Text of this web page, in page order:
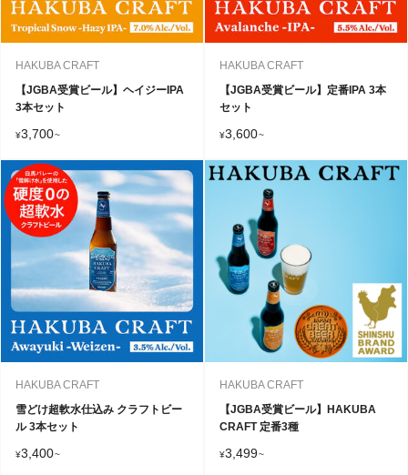
HAKUBA CRAFT
【JGBA受賞ビール】ヘイジーIPA
3本セット
¥3,700~
HAKUBA CRAFT
【JGBA受賞ビール】定番IPA 3本
セット
¥3,600~
HAKUBA CRAFT
雪どけ超軟水仕込み クラフトビー
ル 3本セット
¥3,400~
HAKUBA CRAFT
【JGBA受賞ビール】HAKUBA
CRAFT 定番3種
¥3,499~